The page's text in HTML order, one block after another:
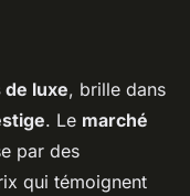
de luxe, brille dans
. Le marché
par des
qui témoignent